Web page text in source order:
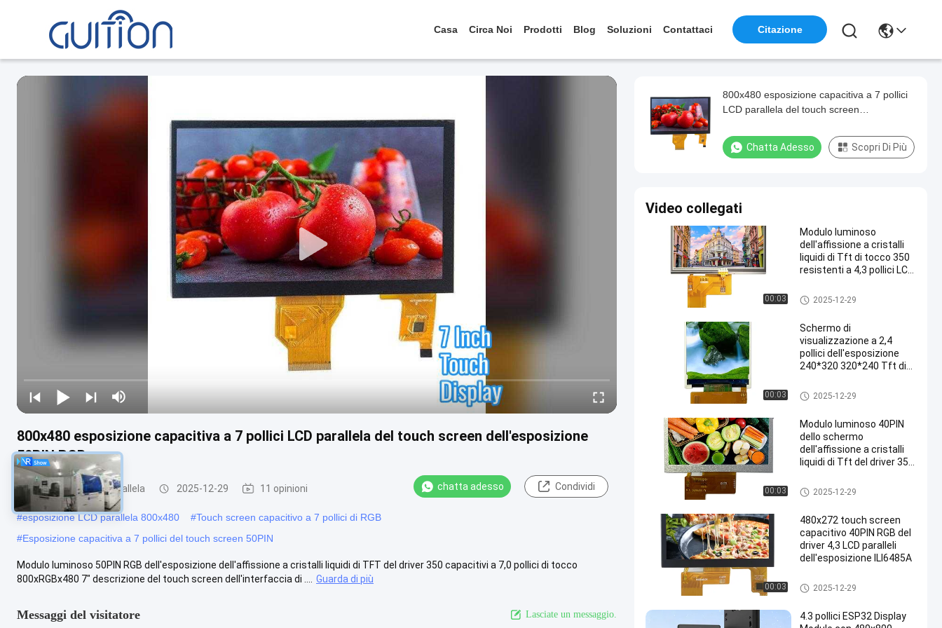
Casa Circa Noi Prodotti Blog Soluzioni Contattaci Citazione
800x480 esposizione capacitiva a 7 pollici LCD parallela del touch screen dell'esposizione
50PIN RGB
Esposizione LCD parallela 2025-12-29 11 opinioni chatta adesso Condividi
#esposizione LCD parallela 800x480 #Touch screen capacitivo a 7 pollici di RGB
#Esposizione capacitiva a 7 pollici del touch screen 50PIN
Modulo luminoso 50PIN RGB dell'esposizione dell'affissione a cristalli liquidi di TFT del driver 350 capacitivi a 7,0 pollici di tocco
800xRGBx480 7" descrizione del touch screen dell'interfaccia di ....
Guarda di più
Messaggi del visitatore Lasciate un messaggio.
800x480 esposizione capacitiva a 7 pollici
LCD parallela del touch screen
Chatta Adesso Scopri Di Più
Video collegati
00:03
Modulo luminoso
dell'affissione a cristalli
liquidi di Tft di tocco 350
resistenti a 4,3 pollici LCD
di ILI6485A
Esposizione LCD parallela
2025-12-29
00:03
Schermo di
visualizzazione a 2,4
pollici dell'esposizione
240*320 320*240 Tft di
pollici
Esposizione LCD parallela
2025-12-29
00:03
Modulo luminoso 40PIN
dello schermo
dell'affissione a cristalli
liquidi di Tft del driver 350
dell'affissione a cristalli
liquidi di RGB 480x272 Tft
Esposizione LCD parallela
2025-12-29
00:03
480x272 touch screen
capacitivo 40PIN RGB del
driver 4,3 LCD paralleli
dell'esposizione ILI6485A
Esposizione LCD parallela
2025-12-29
4.3 pollici ESP32 Display